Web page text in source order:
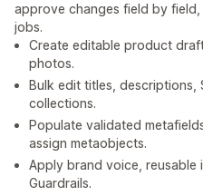
approve changes field by
jobs.
Create editable product
photos.
Bulk edit titles, descriptions,
collections.
Populate validated
assign metaobjects.
Apply brand voice, reusable
Guardrails.